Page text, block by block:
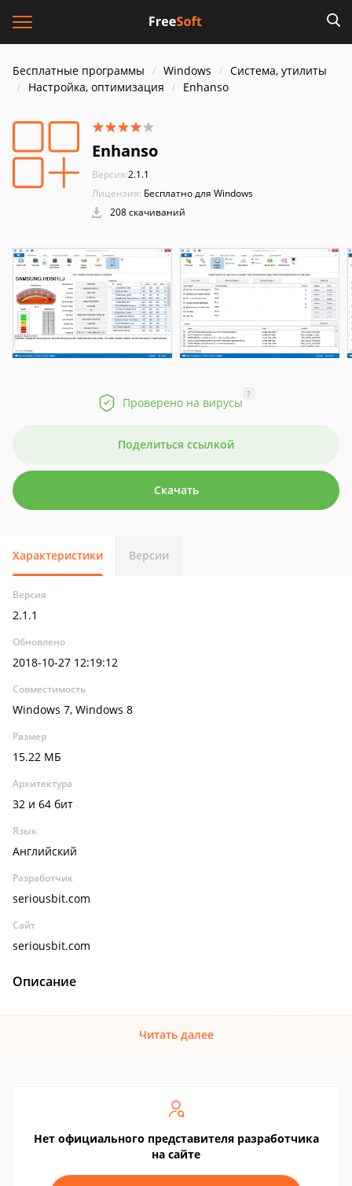
Бесплатные программы Windows
Система, утилиты
Настройка, оптимизация
Enhanso
Enhanso
Версия:2.1.1
Лицензия: Бесплатно для Windows
208 скачиваний
Проверено на вирусы
?
Поделиться ссылкой
Скачать
Характеристики Версии
Версия
2.1.1
Обновлено
2018-10-27 12:19:12
Совместимость
Windows 7, Windows 8
Размер
15.22 МБ
Архитектура
32 и 64 бит
Язык
Английский
Разработчик
seriousbit.com
Сайт
seriousbit.com
Описание
Читать далее
Нет официального представителя разработчика
на сайте